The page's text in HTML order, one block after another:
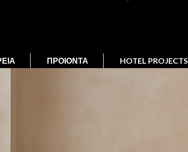
ΠΡΟΙΌΝΤΑ HOTEL PROJECTS